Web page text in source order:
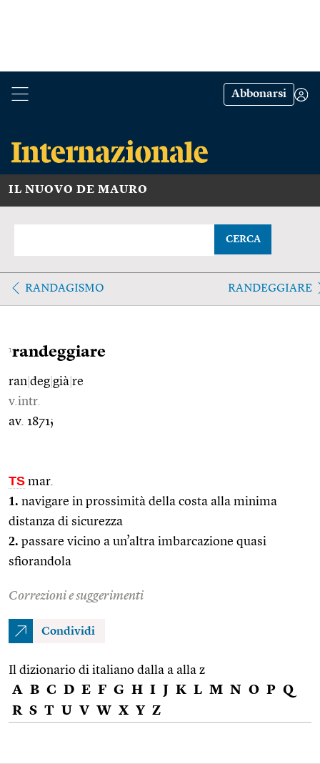
Abbonarsi
IL NUOVO DE MAURO
CERCA
RANDAGISMO RANDEGGIARE
1randeggiare
ran deg già re
v.intr.
av. 1871;
TS mar.
1. navigare in prossimità della costa alla minima
distanza di sicurezza
2. passare vicino a un’altra imbarcazione quasi
sfiorandola
Correzioni e suggerimenti
Condividi
Il dizionario di italiano dalla a alla z
A B C D E F G H I J K L M N O P Q
R S T U V W X Y Z